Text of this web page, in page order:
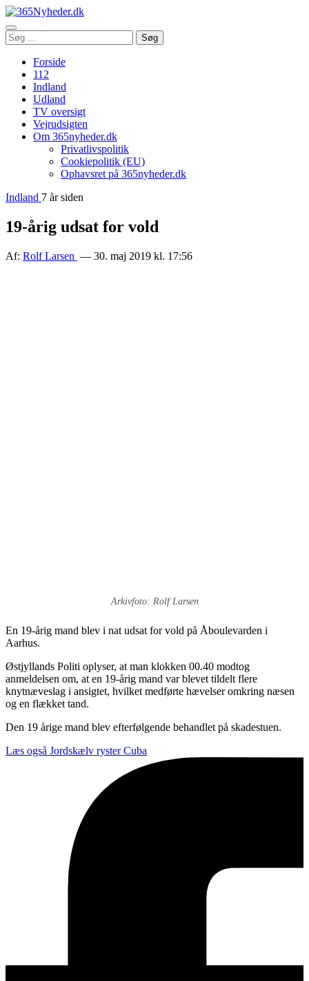
Åbn
menu
Søg
efter:
Søg
Forside
112
Indland
Udland
TV oversigt
Vejrudsigten
Om 365nyheder.dk
Privatlivspolitik
Cookiepolitik (EU)
Ophavsret på 365nyheder.dk
Indland 7 år siden
19-årig udsat for vold
Af: Rolf Larsen — 30. maj 2019 kl. 17:56
Arkivfoto: Rolf Larsen
En 19-årig mand blev i nat udsat for vold på Åboulevarden i
Aarhus.
Østjyllands Politi oplyser, at man klokken 00.40 modtog
anmeldelsen om, at en 19-årig mand var blevet tildelt flere
knytnæveslag i ansigtet, hvilket medførte hævelser omkring næsen
og en flækket tand.
Den 19 årige mand blev efterfølgende behandlet på skadestuen.
Læs også Jordskælv ryster Cuba